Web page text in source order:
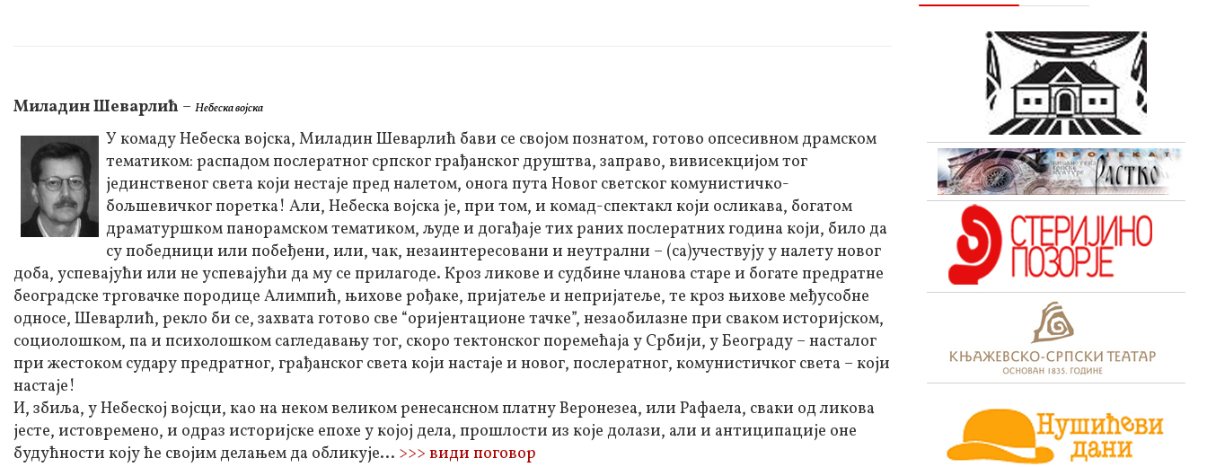
Миладин Шеварлић – Небеска војска
У комаду Небеска војска, Миладин Шеварлић бави се својом познатом, готово опсесивном драмском
тематиком: распадом послератног српског грађанског друштва, заправо, вивисекцијом тог
јединственог света који нестаје пред налетом, онога пута Новог светског комунистичко-
бољшевичког поретка! Али, Небеска војска је, при том, и комад-спектакл који осликава, богатом
драматуршком панорамском тематиком, људе и догађаје тих раних послератних година који, било да
су победници или побеђени, или, чак, незаинтересовани и неутрални – (са)учествују у налету новог
доба, успевајући или не успевајући да му се прилагоде. Кроз ликове и судбине чланова старе и богате предратне
београдске трговачке породице Алимпић, њихове рођаке, пријатеље и непријатеље, те кроз њихове међусобне
односе, Шеварлић, рекло би се, захвата готово све “оријентационе тачке”, незаобилазне при сваком историјском,
социолошком, па и психолошком сагледавању тог, скоро тектонског поремећаја у Србији, у Београду – насталог
при жестоком судару предратног, грађанског света који настаје и новог, послератног, комунистичког света – који
настаје!
И, збиља, у Небеској војсци, као на неком великом ренесансном платну Веронезеа, или Рафаела, сваки од ликова
јесте, истовремено, и одраз историјске епохе у којој дела, прошлости из које долази, али и антиципације оне
будућности коју ће својим делањем да обликује... >>> види поговор